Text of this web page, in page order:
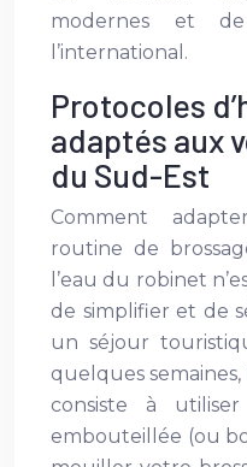
modernes et
l’international.
Protocoles
adaptés aux
du Sud-Est
Comment
routine de
l’eau du robinet
de simplifier et de
un séjour
quelques
consiste à
embouteillée (ou